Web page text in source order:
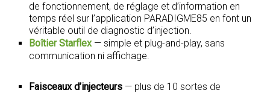
de fonctionnement, de réglage et d’information en
temps réel sur l’application PARADIGME85 en font un
véritable outil de diagnostic d’injection.
Boîtier Starflex— simple et plug-and-play, sans
communication ni affichage.
Faisceaux d’injecteurs — plus de 10 sortes de